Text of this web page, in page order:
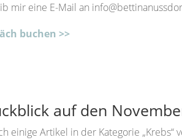
mir eine E-Mail an
buchen >>
auf den
einige Artikel in der Kategorie